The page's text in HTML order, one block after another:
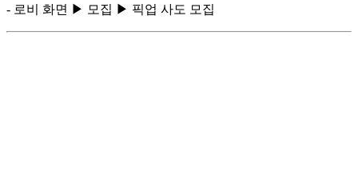
- 로비 화면 ▶ 모집 ▶ 픽업 사도 모집